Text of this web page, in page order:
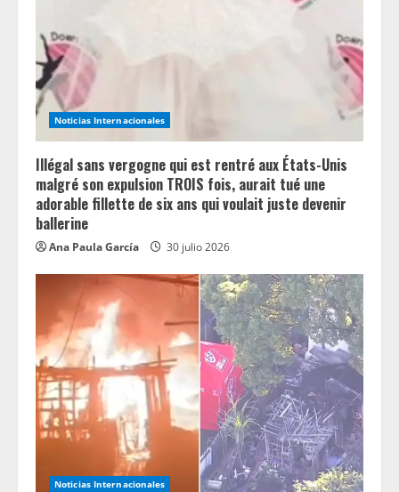
n
g
Noticias Internacionales
Illégal sans vergogne qui est rentré aux États-Unis
malgré son expulsion TROIS fois, aurait tué une
adorable fillette de six ans qui voulait juste devenir
ballerine
Ana Paula García 30 julio 2026
Noticias Internacionales